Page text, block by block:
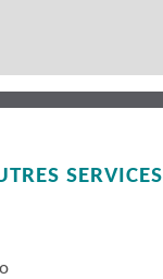
SERVICES